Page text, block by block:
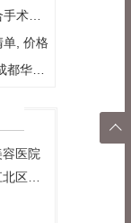
单, 价格
医院
